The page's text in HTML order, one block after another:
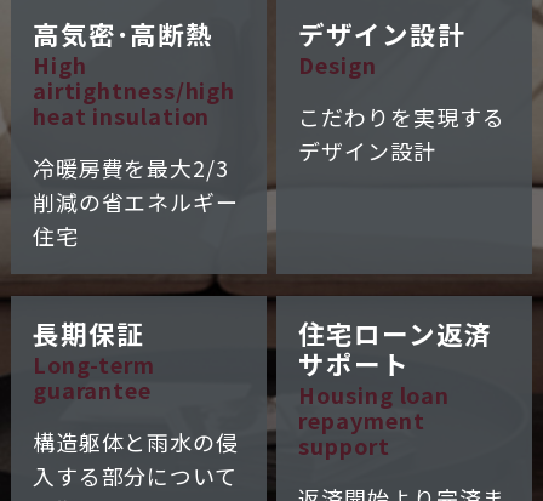
高気密･高断熱
High
airtightness/high
heat insulation
冷暖房費を最大2/3
削減の省エネルギー
住宅
デザイン設計
Design
こだわりを実現する
デザイン設計
長期保証
Long-term
guarantee
構造躯体と雨水の侵
入する部分について
住宅ローン返済
サポート
Housing loan
repayment
support